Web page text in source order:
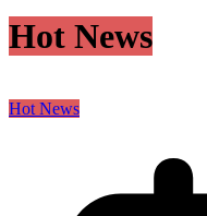
Hot News
Hot News